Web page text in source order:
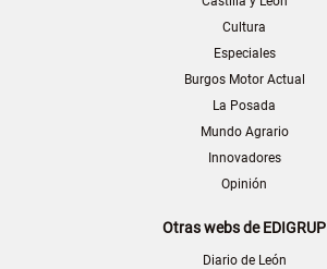
Cultura
Especiales
Burgos Motor Actual
La Posada
Mundo Agrario
Innovadores
Opinión
Otras webs de EDIGRUP
Diario de León